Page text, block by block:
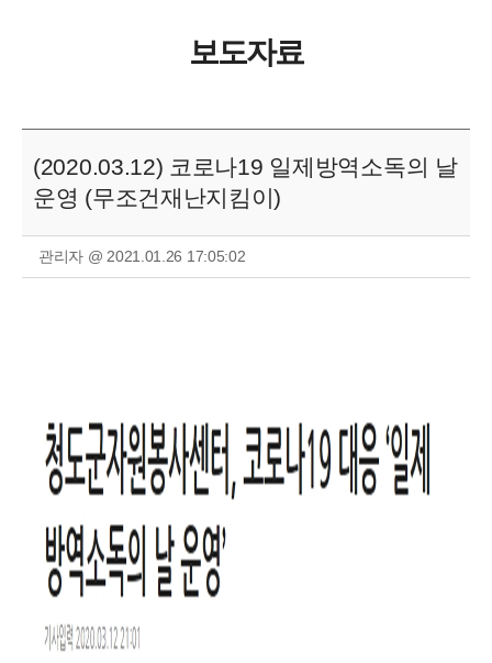
보도자료
(2020.03.12) 코로나19 일제방역소독의 날
운영 (무조건재난지킴이)
관리자 @ 2021.01.26 17:05:02